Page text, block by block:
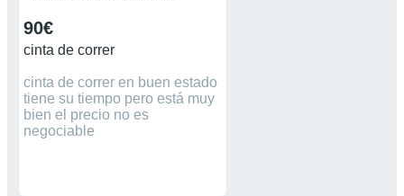
90€
cinta de correr
cinta de correr en buen estado
tiene su tiempo pero está muy
bien el precio no es
negociable